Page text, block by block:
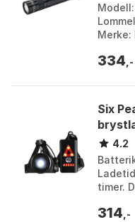
Merke:
334 ,-
Six
4.2
timer.
314 ,-